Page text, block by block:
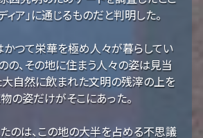
ィア」に通じるものだと判明した。
かつて栄華を極め人々が暮らしてい
の、その地に住まう人々の姿は見当
大自然に飲まれた文明の残滓の上を
の姿だけがそこにあった。
のは、この地の大半を占める不思議